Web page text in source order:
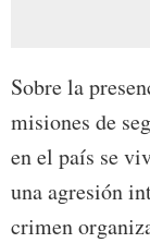
Sobre la
misiones de
en el país se
una agresión
crimen